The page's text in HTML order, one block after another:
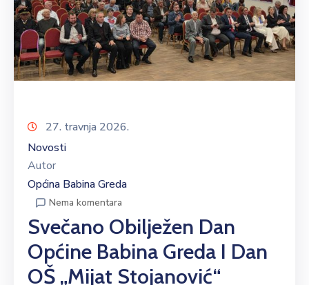
27. travnja 2026.
Novosti
Autor
Općina Babina Greda
Nema komentara
Svečano Obilježen Dan
Općine Babina Greda I Dan
OŠ „Mijat Stojanović“